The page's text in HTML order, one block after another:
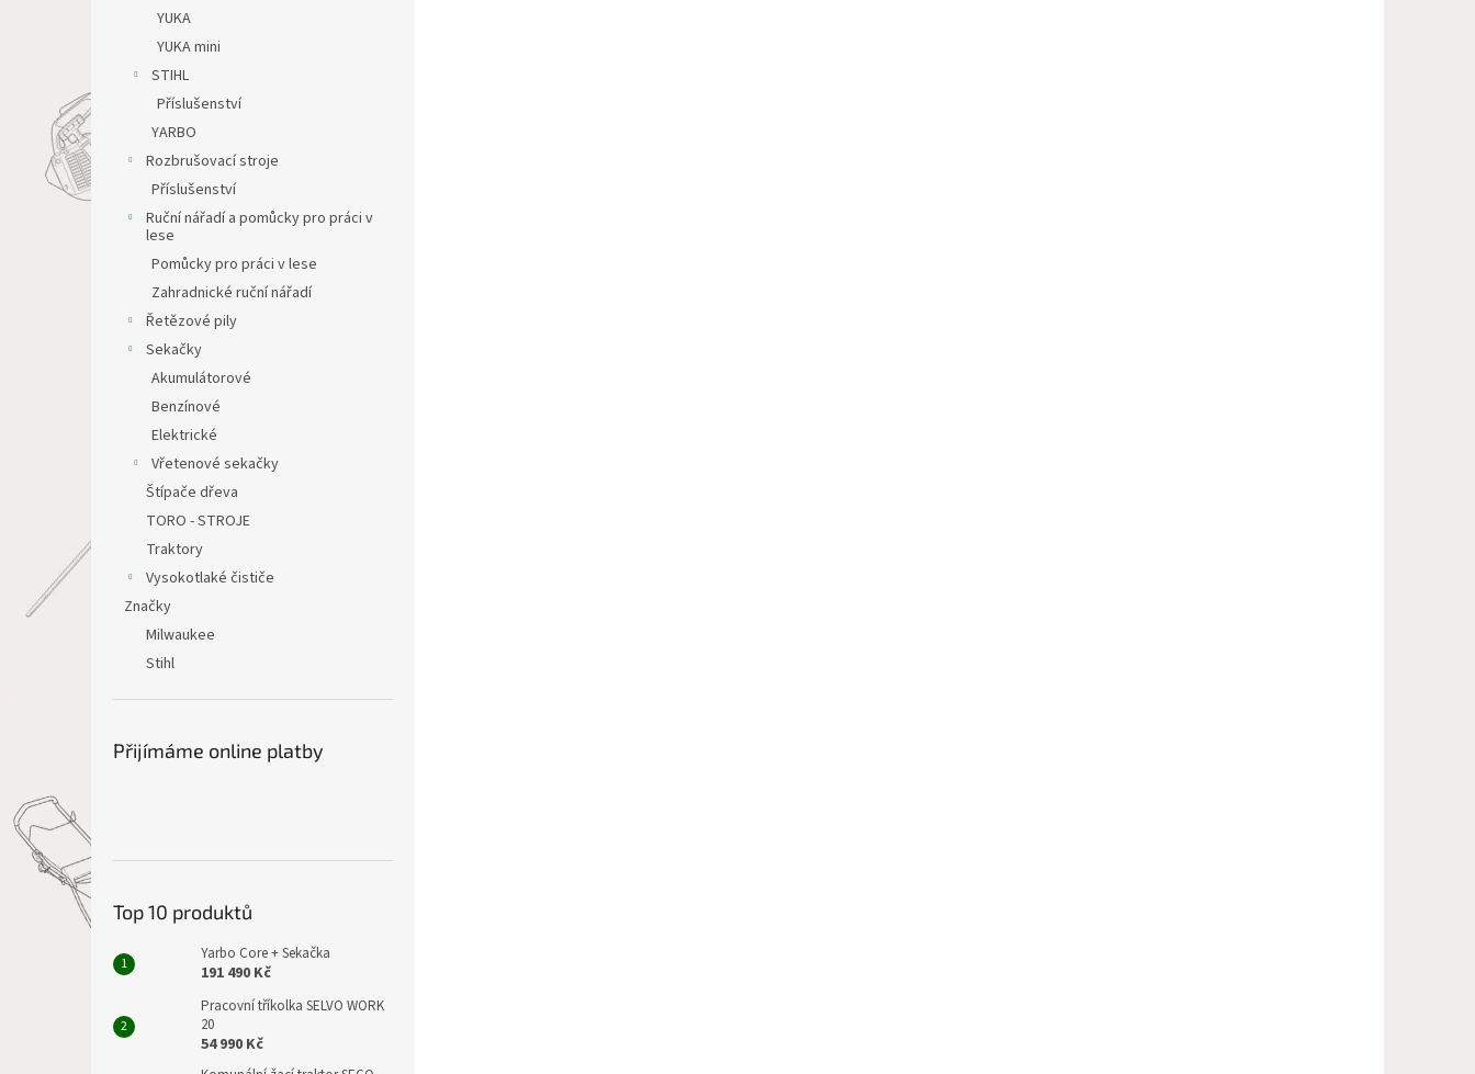
YUKA
YUKA mini
STIHL
Příslušenství
YARBO
Rozbrušovací stroje
Příslušenství
Ruční nářadí a pomůcky pro práci v
lese
Pomůcky pro práci v lese
Zahradnické ruční nářadí
Řetězové pily
Sekačky
Akumulátorové
Benzínové
Elektrické
Vřetenové sekačky
Štípače dřeva
TORO - STROJE
Traktory
Vysokotlaké čističe
Značky
Milwaukee
Stihl
Přijímáme online platby
Top 10 produktů
Yarbo Core + Sekačka
191 490 Kč
Pracovní tříkolka SELVO WORK
20
54 990 Kč